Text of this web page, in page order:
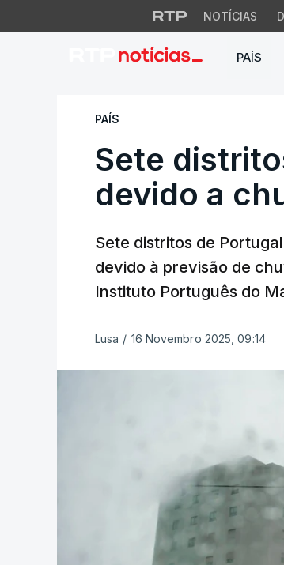
NOTÍCIAS
PAÍS
Sete
PAÍS
Sete
devido a
Sete distritos de
devido à previsão de
Instituto Português do
Lusa / 16 Novembro 2025, 09:14